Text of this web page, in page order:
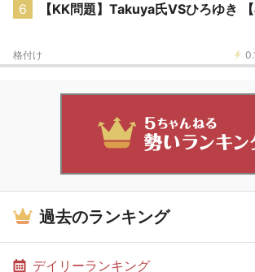
6 【KK問題】Takuya氏VSひろゆき 【
格付け
過去のランキング
デイリーランキング